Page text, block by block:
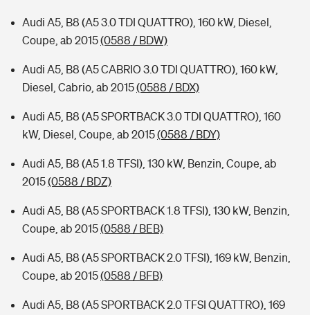
Audi A5, B8 (A5 3.0 TDI QUATTRO), 160 kW, Diesel,
Coupe, ab 2015(0588 / BDW)
Audi A5, B8 (A5 CABRIO 3.0 TDI QUATTRO), 160 kW,
Diesel, Cabrio, ab 2015(0588 / BDX)
Audi A5, B8 (A5 SPORTBACK 3.0 TDI QUATTRO), 160
kW, Diesel, Coupe, ab 2015(0588 / BDY)
Audi A5, B8 (A5 1.8 TFSI), 130 kW, Benzin, Coupe, ab
2015(0588 / BDZ)
Audi A5, B8 (A5 SPORTBACK 1.8 TFSI), 130 kW, Benzin,
Coupe, ab 2015(0588 / BEB)
Audi A5, B8 (A5 SPORTBACK 2.0 TFSI), 169 kW, Benzin,
Coupe, ab 2015(0588 / BFB)
Audi A5, B8 (A5 SPORTBACK 2.0 TFSI QUATTRO), 169